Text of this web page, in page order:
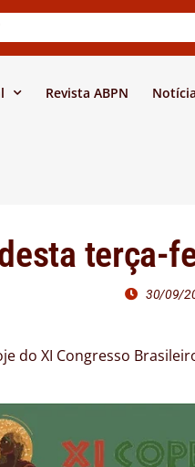
Aberta
Revista ABPN
terça-
30/09/
do XI Congresso